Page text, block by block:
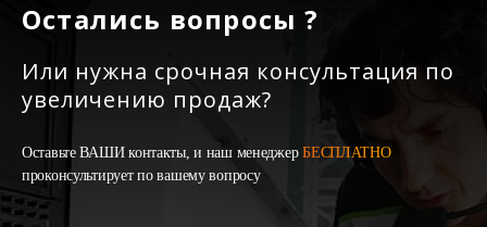
Остались вопросы ?
Или нужна срочная консультация по
увеличению продаж?
Оставьте ВАШИ контакты, и наш менеджерБЕСПЛАТНО
проконсультирует по вашему вопросу